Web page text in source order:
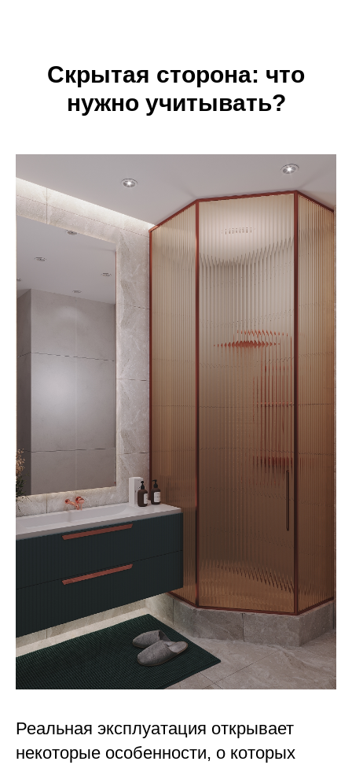
Скрытая сторона: что
нужно учитывать?
Реальная эксплуатация открывает
некоторые особенности, о которых